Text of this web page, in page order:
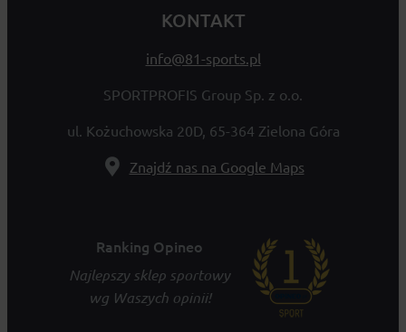
KONTAKT
info@81-sports.pl
SPORTPROFIS Group Sp. z o.o.
ul. Kożuchowska 20D, 65-364 Zielona Góra
Znajdź nas na Google Maps
Ranking Opineo
Najlepszy sklep sportowy
wg Waszych opinii!